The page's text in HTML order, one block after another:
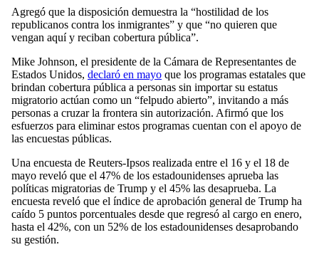
Agregó que la disposición demuestra la “hostilidad de los
republicanos contra los inmigrantes” y que “no quieren que
vengan aquí y reciban cobertura pública”.
Mike Johnson, el presidente de la Cámara de Representantes de
Estados Unidos, declaró en mayo que los programas estatales que
brindan cobertura pública a personas sin importar su estatus
migratorio actúan como un “felpudo abierto”, invitando a más
personas a cruzar la frontera sin autorización. Afirmó que los
esfuerzos para eliminar estos programas cuentan con el apoyo de
las encuestas públicas.
Una encuesta de Reuters-Ipsos realizada entre el 16 y el 18 de
mayo reveló que el 47% de los estadounidenses aprueba las
políticas migratorias de Trump y el 45% las desaprueba. La
encuesta reveló que el índice de aprobación general de Trump ha
caído 5 puntos porcentuales desde que regresó al cargo en enero,
hasta el 42%, con un 52% de los estadounidenses desaprobando
su gestión.